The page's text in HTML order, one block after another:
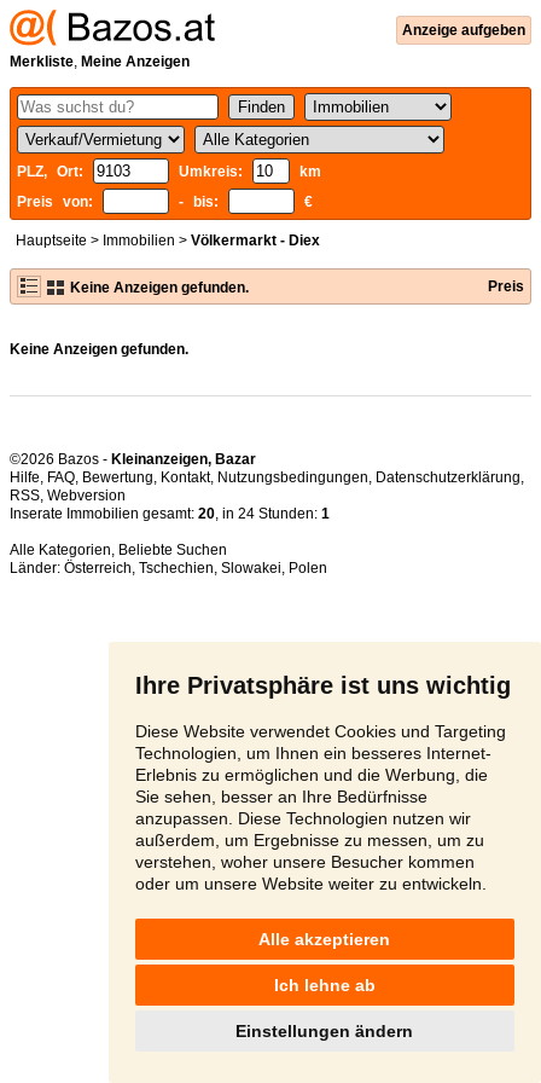
Ihre Privatsphäre ist uns wichtig
Diese Website verwendet Cookies und Targeting
Technologien, um Ihnen ein besseres Internet-
Erlebnis zu ermöglichen und die Werbung, die
Sie sehen, besser an Ihre Bedürfnisse
anzupassen. Diese Technologien nutzen wir
außerdem, um Ergebnisse zu messen, um zu
verstehen, woher unsere Besucher kommen
oder um unsere Website weiter zu entwickeln.
Alle akzeptieren
Ich lehne ab
Einstellungen ändern
Anzeige aufgeben
Merkliste, Meine Anzeigen
PLZ, Ort: Umkreis:
km
Preis von:
- bis: €
Hauptseite > Immobilien > Völkermarkt - Diex
Keine Anzeigen gefunden. Preis
Keine Anzeigen gefunden.
©2026 Bazos - Kleinanzeigen, Bazar
Hilfe, FAQ, Bewertung, Kontakt, Nutzungsbedingungen, Datenschutzerklärung,
RSS,
Inserate Immobilien gesamt: 20, in 24 Stunden: 1
Alle Kategorien, Beliebte Suchen
Länder: Österreich, Tschechien, Slowakei, Polen